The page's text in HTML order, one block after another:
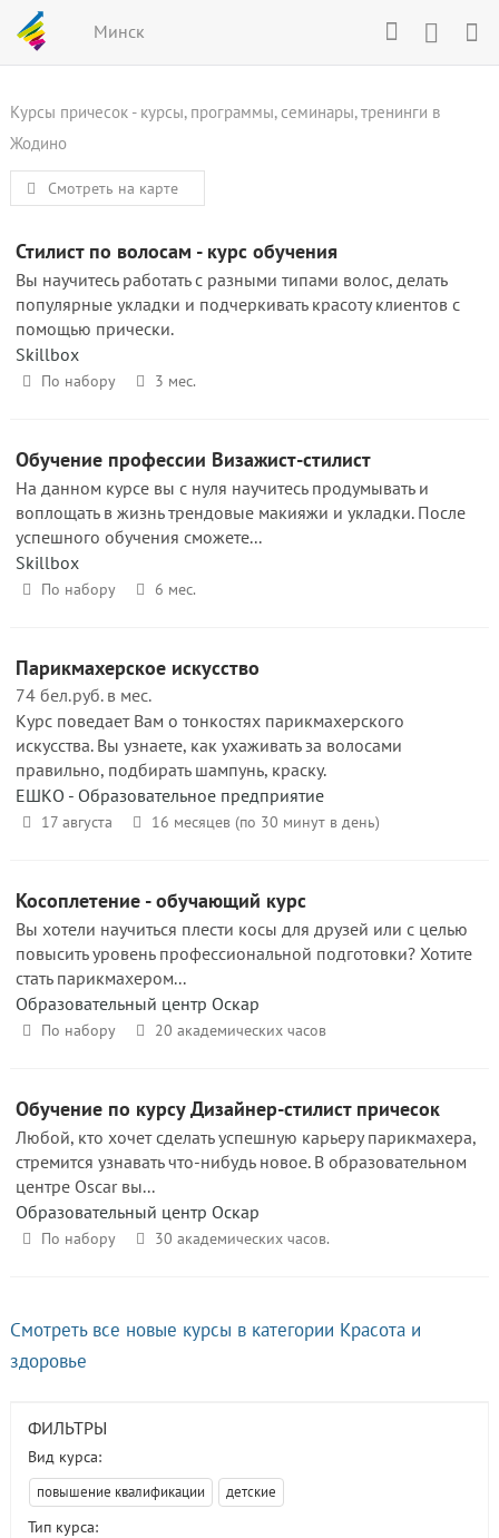
Минск
Курсы причесок - курсы, программы, семинары, тренинги в
Жодино
Смотреть на карте
Стилист по волосам - курс обучения
Вы научитесь работать с разными типами волос, делать
популярные укладки и подчеркивать красоту клиентов с
помощью прически.
Skillbox
По набору 3 мес.
Обучение профессии Визажист-стилист
На данном курсе вы с нуля научитесь продумывать и
воплощать в жизнь трендовые макияжи и укладки. После
успешного обучения сможете...
Skillbox
По набору 6 мес.
Парикмахерское искусство
74 бел.руб. в мес.
Курс поведает Вам о тонкостях парикмахерского
искусства. Вы узнаете, как ухаживать за волосами
правильно, подбирать шампунь, краску.
ЕШКО - Образовательное предприятие
17 августа 16 месяцев (по 30 минут в день)
Косоплетение - обучающий курс
Вы хотели научиться плести косы для друзей или с целью
повысить уровень профессиональной подготовки? Хотите
стать парикмахером...
Образовательный центр Оскар
По набору 20 академических часов
Обучение по курсу Дизайнер-стилист причесок
Любой, кто хочет сделать успешную карьеру парикмахера,
стремится узнавать что-нибудь новое. В образовательном
центре Oscar вы...
Образовательный центр Оскар
По набору 30 академических часов.
Смотреть все новые курсы в категории Красота и
здоровье
ФИЛЬТРЫ
Вид курса:
повышение квалификации детские
Тип курса: